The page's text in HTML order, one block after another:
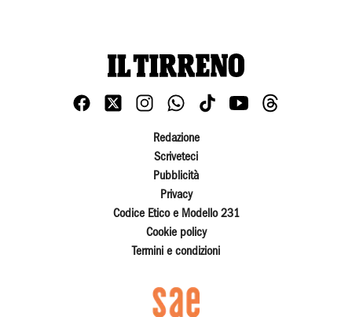
Redazione
Scriveteci
Pubblicità
Privacy
Codice Etico e Modello 231
Cookie policy
Termini e condizioni